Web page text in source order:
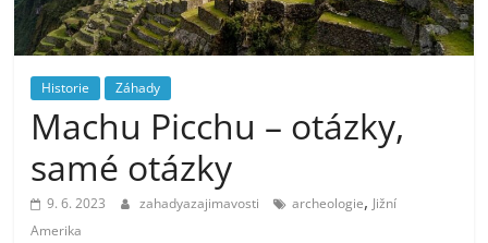
Historie Záhady
Machu Picchu – otázky,
samé otázky
9. 6. 2023 zahadyazajimavosti archeologie, Jižní
Amerika